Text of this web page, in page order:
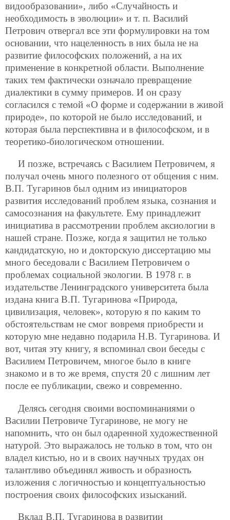
видообразовании», либо «Случайность и
необходимость в эволюции» и т. п. Василий
Петрович отвергал все эти формулировки на том
основании, что нацеленность в них была не на
развитие философских положений, а на их
применение в конкретной области. Выполнение
таких тем фактически означало превращение
диалектики в сумму примеров. И он сразу
согласился с темой «О форме и содержании в живой
природе», по которой не было исследований, и
которая была перспективна и в философском, и в
теоретико-биологическом отношении.
И позже, встречаясь с Василием Петровичем, я
получал очень много полезного от общения с ним.
В.П. Тугаринов был одним из инициаторов
развития исследований проблем языка, сознания и
самосознания на факультете. Ему принадлежит
инициатива в рассмотрении проблем аксиологии в
нашей стране. Позже, когда я защитил не только
кандидатскую, но и докторскую диссертацию мы
много беседовали с Василием Петровичем о
проблемах социальной экологии. В 1978 г. в
издательстве Ленинградского университета была
издана книга В.П. Тугаринова «Природа,
цивилизация, человек», которую я по каким то
обстоятельствам не смог вовремя приобрести и
которую мне недавно подарила Н.В. Тугаринова. И
вот, читая эту книгу, я вспоминал свои беседы с
Василием Петровичем, многое было в книге
знакомо и в то же время, спустя 20 с лишним лет
после ее публикации, свежо и современно.
Делясь сегодня своими воспоминаниями о
Василии Петровиче Тугаринове, не могу не
напомнить, что он был одаренной художественной
натурой. Это выражалось не только в том, что он
владел кистью, но и в своих научных трудах он
талантливо объединял живость и образность
изложения с логичностью и концептуальностью
построения своих философских изысканий.
Вклад В.П. Тугаринова в развитии